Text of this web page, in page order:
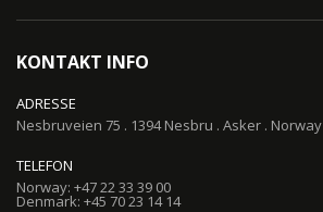
KONTAKT INFO
ADRESSE
Nesbruveien 75 . 1394 Nesbru . Asker . Norway
TELEFON
Norway: +47 22 33 39 00
Denmark: +45 70 23 14 14